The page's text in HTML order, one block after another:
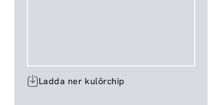
Ladda ner kulörchip